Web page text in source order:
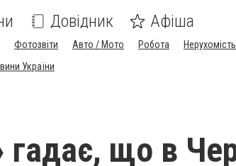
Довідник Афіша
Фотозвіти Авто / Мото Робота Нерухомість
України
що в